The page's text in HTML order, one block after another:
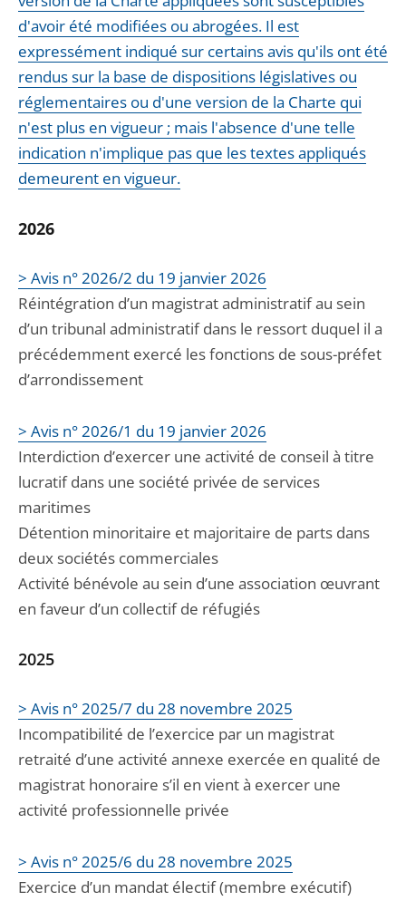
d'avoir été modifiées ou abrogées. Il est
expressément indiqué sur certains avis qu'ils ont été
rendus sur la base de dispositions législatives ou
réglementaires ou d'une version de la Charte qui
n'est plus en vigueur ; mais l'absence d'une telle
indication n'implique pas que les textes appliqués
demeurent en vigueur.
2026
> Avis n° 2026/2 du 19 janvier 2026
Réintégration d’un magistrat administratif au sein
d’un tribunal administratif dans le ressort duquel il a
précédemment exercé les fonctions de sous-préfet
d’arrondissement
> Avis n° 2026/1 du 19 janvier 2026
Interdiction d’exercer une activité de conseil à titre
lucratif dans une société privée de services
maritimes
Détention minoritaire et majoritaire de parts dans
deux sociétés commerciales
Activité bénévole au sein d’une association œuvrant
en faveur d’un collectif de réfugiés
2025
> Avis n° 2025/7 du 28 novembre 2025
Incompatibilité de l’exercice par un magistrat
retraité d’une activité annexe exercée en qualité de
magistrat honoraire s’il en vient à exercer une
activité professionnelle privée
> Avis n° 2025/6 du 28 novembre 2025
Exercice d’un mandat électif (membre exécutif)